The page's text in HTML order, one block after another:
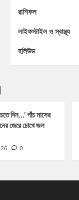
রাশিফল
লাইফস্টাইল ও স্বাস্থ্য
হলিউড
দিন…’ পাঁচ মাসের
জেরে চোখে জল
0